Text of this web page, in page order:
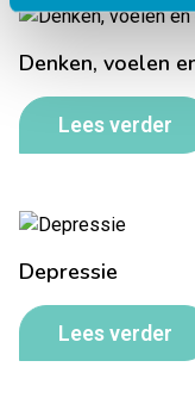
Denken, voelen
Lees verder
Depressie
Lees verder